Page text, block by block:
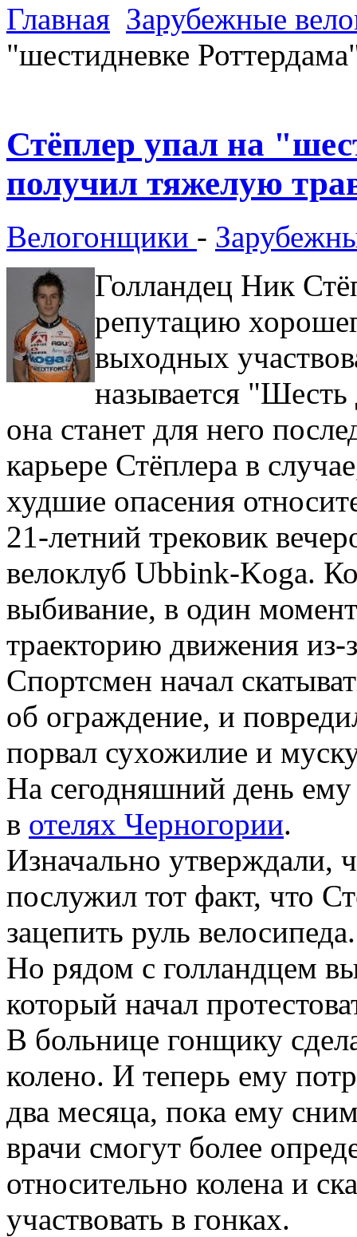
Главная Зарубежные
"шестидневке
Стёплер упал на
получил тяжелую
Велогонщики -
Голландец Ник
репутацию
выходных
называется
она станет для него
карьере Стёплера в
худшие опасения
21-летний трековик
велоклуб Ubbink-Koga.
выбивание, в один
траекторию движения из-
Спортсмен начал
об ограждение, и
порвал сухожилие и
На сегодняшний день
в отелях Черногории.
Изначально утверждали,
послужил тот факт, что
зацепить руль велосипеда.
Но рядом с голландцем
который начал
В больнице гонщику
колено. И теперь ему
два месяца, пока ему
врачи смогут более
относительно колена и
участвовать в гонках.